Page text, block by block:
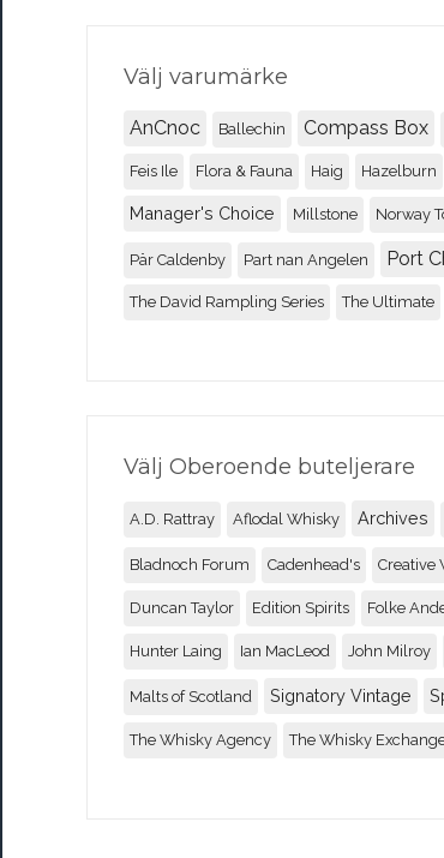
Välj varumärke
AnCnoc Ballechin Compass Box
Feis Ile Flora & Fauna Haig Hazelburn
Manager's Choice Millstone Norway
Pär Caldenby Part nan Angelen Port
The David Rampling Series The Ultimate
Välj Oberoende buteljerare
A.D. Rattray Aflodal Whisky Archives
Bladnoch Forum Cadenhead's Creative
Duncan Taylor Edition Spirits Folke
Hunter Laing Ian MacLeod John Milroy
Malts of Scotland Signatory Vintage
The Whisky Agency The Whisky